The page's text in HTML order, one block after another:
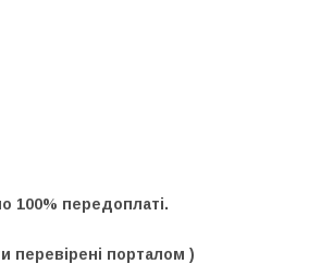
100% передоплаті.
перевірені порталом )